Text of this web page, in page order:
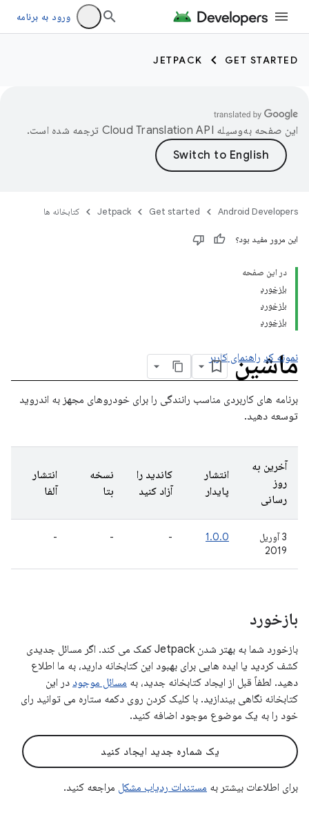
ورود به برنامه
GET STARTED
JETPACK
این صفحه به‌وسیله ترجمه شده است.
Android Developers
Get started
Jetpack کتابخانه ها
این مرور مفید بود؟
در این صفحه
بازخورد
بازخورد
بازخورد
ماشین
نمونه کد راهنمای کاربر
برنامه های کاربردی مناسب رانندگی را برای خودروهای مجهز به اندروید
توسعه دهید.
آخرین به
روز
رسانی
انتشار
پایدار
کاندید را
آزاد کنید
نسخه
بتا
انتشار
آلفا
3 آوریل
2019
1.0.0
-
-
-
بازخورد
بازخورد شما به بهتر شدن Jetpack کمک می کند. اگر مسائل جدیدی
کشف کردید یا ایده هایی برای بهبود این کتابخانه دارید، به ما اطلاع
دهید. لطفاً قبل از ایجاد کتابخانه جدید، به مسائل موجود در این
کتابخانه نگاهی بیندازید. با کلیک کردن روی دکمه ستاره می توانید رای
خود را به یک موضوع موجود اضافه کنید.
یک شماره جدید ایجاد کنید
برای اطلاعات بیشتر به مستندات ردیاب مشکل مراجعه کنید.